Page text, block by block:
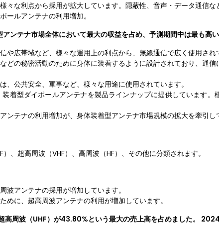
々な利点から採用が拡大しています。隠蔽性、音声・データ通信な
ールアンテナの利用増加。
ンテナ市場全体において最大の収益を占め、予測期間中は最も高
や広帯域など、様々な運用上の利点から、無線通信で広く使用され
どの秘密活動のために身体に装着するように設計されており、通
、公共安全、軍事など、様々な用途に使用されています。
型ダイポールアンテナを製品ラインナップに提供しています。
ンテナの利用増加が、身体装着型アンテナ市場規模の拡大を牽引し
、超高周波（VHF）、高周波（HF）、その他に分類されます。
波アンテナの採用が増加しています。
めに、超高周波アンテナの利用が増加しています。
高周波（UHF）が43.80%という最大の売上高を占めました。 2024